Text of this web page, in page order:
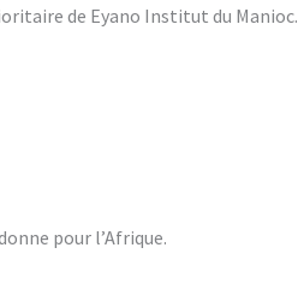
de Eyano Institut du Manioc.
pour l’Afrique.